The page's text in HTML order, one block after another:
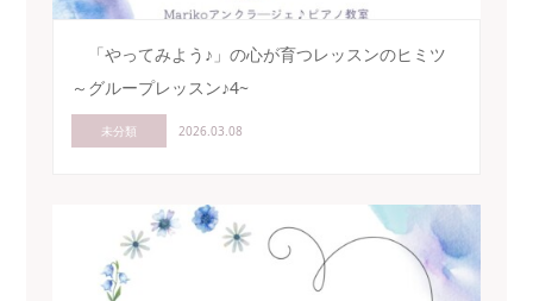
「やってみよう♪」の心が育つレッスンのヒミツ
～グループレッスン♪4~
未分類 2026.03.08